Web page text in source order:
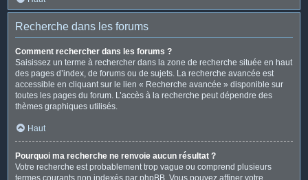
Recherche dans les forums
Comment rechercher dans les forums ?
Saisissez un terme à rechercher dans la zone de recherche située en haut
des pages d’index, de forums ou de sujets. La recherche avancée est
accessible en cliquant sur le lien « Recherche avancée » disponible sur
toutes les pages du forum. L’accès à la recherche peut dépendre des
thèmes graphiques utilisés.
Haut
Pourquoi ma recherche ne renvoie aucun résultat ?
Votre recherche est probablement trop vague ou comprend plusieurs
termes courants non indexés par phpBB. Vous pouvez affiner votre